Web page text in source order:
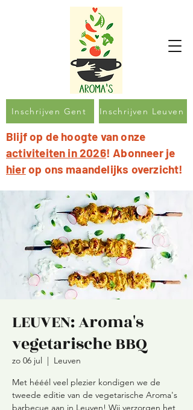
Inschrijven Gent Inschrijven Leuven
Blijf op de hoogte van onze
activiteiten in 2026! Abonneer je
hierop ons maandelijks overzicht!
LEUVEN: Aroma's
vegetarische BBQ
zo 06 jul
  |
Leuven
Met hééél veel plezier kondigen we de
tweede editie van de vegetarische Aroma's
barbecue aan in Leuven! Wij verzorgen het